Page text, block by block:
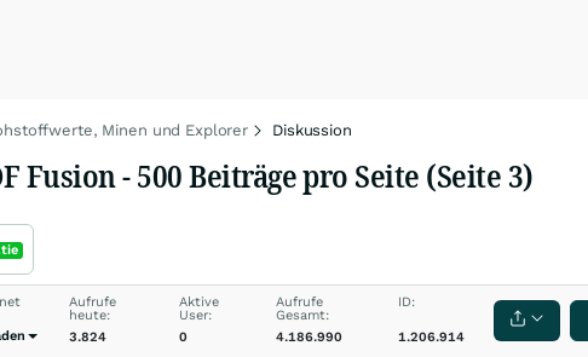
Minen und Explorer Diskussion
Fusion - 500 Beiträge pro Seite (Seite 3)
Aufrufe
heute:
3.824
Aktive
User:
0
Aufrufe
Gesamt:
4.186.990
ID:
1.206.914